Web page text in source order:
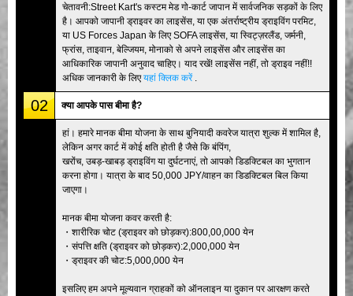
टोक्यो असाकुसा ओसाका
ओकिनावा
चेतावनी:Street Kart's कस्टम मेड गो-कार्ट जापान में सार्वजनिक सड़कों के लिए
है। आपको जापानी ड्राइवर का लाइसेंस, या एक अंतर्राष्ट्रीय ड्राइविंग परमिट,
या US Forces Japan के लिए SOFA लाइसेंस, या स्विट्ज़रलैंड, जर्मनी,
फ्रांस, ताइवान, बेल्जियम, मोनाको से अपने लाइसेंस और लाइसेंस का
आधिकारिक जापानी अनुवाद चाहिए। याद रखें! लाइसेंस नहीं, तो ड्राइव नहीं!!
अधिक जानकारी के लिएयहां क्लिक करें.
02 क्या आपके पास बीमा है?
हां। हमारे मानक बीमा योजना के साथ बुनियादी कवरेज यात्रा शुल्क में शामिल है,
लेकिन अगर कार्ट में कोई क्षति होती है जैसे कि बंपिंग,
खरोंच, उबड़-खाबड़ ड्राइविंग या दुर्घटनाएं, तो आपको डिडक्टिबल का भुगतान
करना होगा। यात्रा के बाद 50,000 JPY/वाहन का डिडक्टिबल बिल किया
जाएगा।
मानक बीमा योजना कवर करती है:
・शारीरिक चोट (ड्राइवर को छोड़कर):800,00,000 येन
・संपत्ति क्षति (ड्राइवर को छोड़कर):2,000,000 येन
・ड्राइवर की चोट:5,000,000 येन
इसलिए हम अपने मूल्यवान ग्राहकों को ऑनलाइन या दुकान पर आरक्षण करते